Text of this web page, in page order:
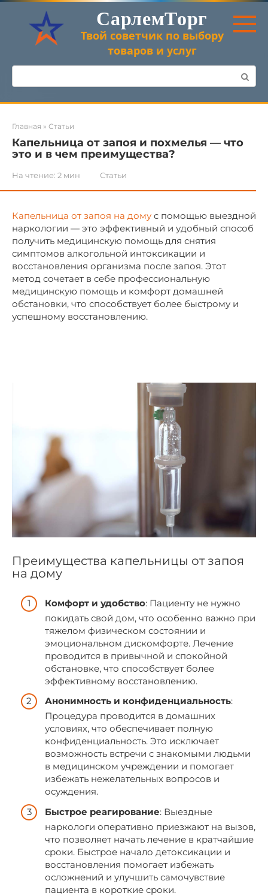
Перейти
контенту
СарлемТорг
Твой советчик по выбору
товаров и услуг
Поиск:
Главная » Статьи
Капельница от запоя и похмелья — что
это и в чем преимущества?
На чтение: 2 мин Статьи
Капельница от запоя на дому с помощью выездной
наркологии — это эффективный и удобный способ
получить медицинскую помощь для снятия
симптомов алкогольной интоксикации и
восстановления организма после запоя. Этот
метод сочетает в себе профессиональную
медицинскую помощь и комфорт домашней
обстановки, что способствует более быстрому и
успешному восстановлению.
Преимущества капельницы от запоя
на дому
Комфорт и удобство: Пациенту не нужно
покидать свой дом, что особенно важно при
тяжелом физическом состоянии и
эмоциональном дискомфорте. Лечение
проводится в привычной и спокойной
обстановке, что способствует более
эффективному восстановлению.
Анонимность и конфиденциальность:
Процедура проводится в домашних
условиях, что обеспечивает полную
конфиденциальность. Это исключает
возможность встречи с знакомыми людьми
в медицинском учреждении и помогает
избежать нежелательных вопросов и
осуждения.
Быстрое реагирование: Выездные
наркологи оперативно приезжают на вызов,
что позволяет начать лечение в кратчайшие
сроки. Быстрое начало детоксикации и
восстановления помогает избежать
осложнений и улучшить самочувствие
пациента в короткие сроки.